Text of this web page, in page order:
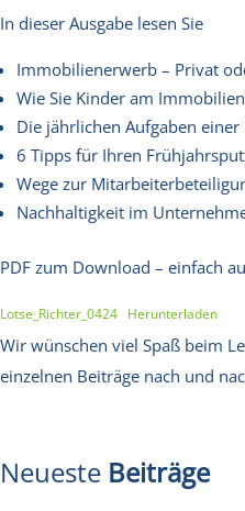
In dieser Ausgabe lesen Sie
Immobilienerwerb – Privat
Wie Sie Kinder am
Die jährlichen Aufgaben
6 Tipps für Ihren
Wege zur
Nachhaltigkeit im
PDF zum Download – einfach
Lotse_Richter_0424 Herunterladen
Wir wünschen viel Spaß beim
einzelnen Beiträge nach und
Neueste Beiträge